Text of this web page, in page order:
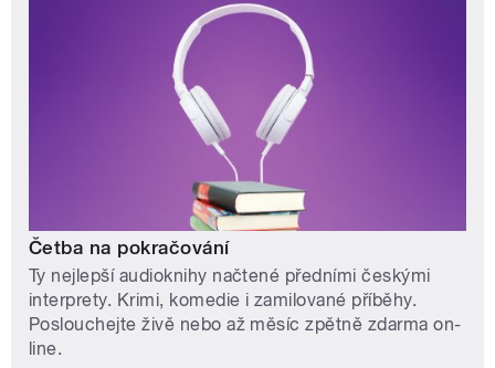
Četba na pokračování
Ty nejlepší audioknihy načtené předními českými
interprety. Krimi, komedie i zamilované příběhy.
Poslouchejte živě nebo až měsíc zpětně zdarma on-
line.